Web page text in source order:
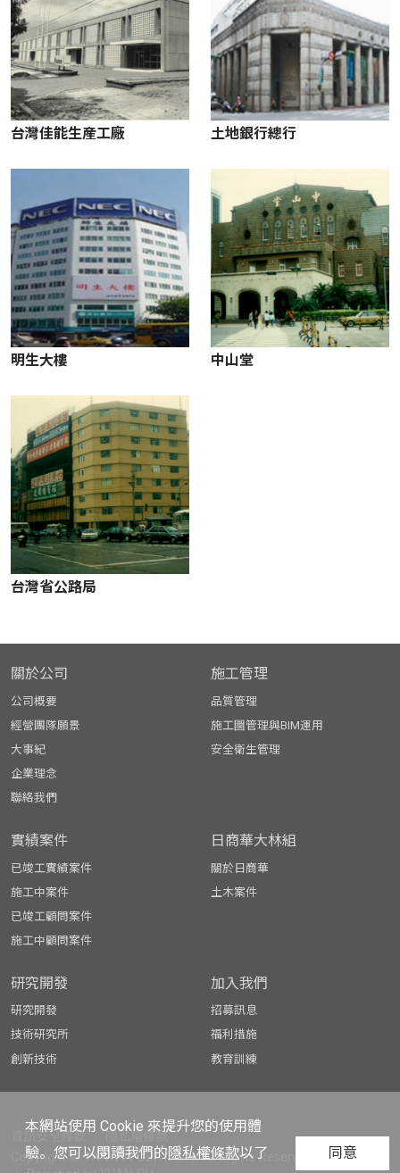
台灣佳能生産工廠 土地銀行總行
明生大樓 中山堂
台灣省公路局
關於公司
公司概要
經營團隊願景
大事紀
企業理念
聯絡我們
施工管理
品質管理
施工圖管理與BIM運用
安全衛生管理
實績案件
已竣工實績案件
施工中案件
已竣工顧問案件
施工中顧問案件
日商華大林組
關於日商華
土木案件
研究開發
研究開發
技術研究所
創新技術
加入我們
招募訊息
福利措施
教育訓練
資訊安全條款 │
隱私權條款
Copyright © TAIWAN OBAYASHI All Rights Reserved.
本網站使用 Cookie 來提升您的使用體
驗。您可以閱讀我們的隱私權條款以了
同意